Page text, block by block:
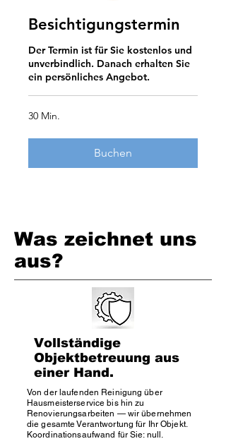
Besichtigungstermin
Der Termin ist für Sie kostenlos und
unverbindlich. Danach erhalten Sie
ein persönliches Angebot.
30 Min.
Buchen
Was zeichnet uns
aus?
Vollständige
Objektbetreuung aus
einer Hand.
Von der laufenden Reinigung über
Hausmeisterservice bis hin zu
Renovierungsarbeiten — wir übernehmen
die gesamte Verantwortung für Ihr Objekt.
Koordinationsaufwand für Sie: null.